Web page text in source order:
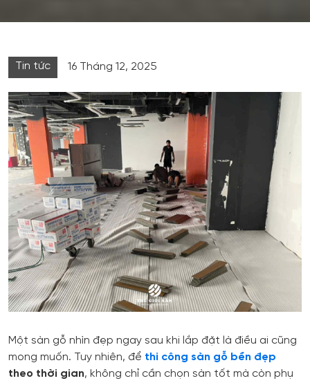
Tin tức 16 Tháng 12, 2025
Một sàn gỗ nhìn đẹp ngay sau khi lắp đặt là điều ai cũng
mong muốn. Tuy nhiên, để thi công sàn gỗ bền đẹp
theo thời gian, không chỉ cần chọn sàn tốt mà còn phụ